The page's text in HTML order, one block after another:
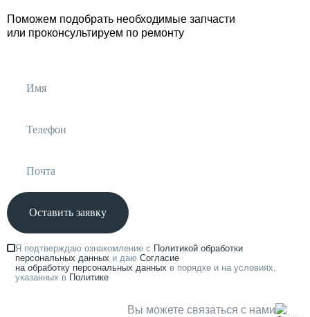
Поможем подобрать необходимые запчасти
или проконсультируем по ремонту
Оставить заявку
Я подтверждаю ознакомление с Политикой обработки
персональных данных и даю Согласие
на обработку персональных данных в порядке и на условиях,
указанных в Политике
Вы можете связаться с нами